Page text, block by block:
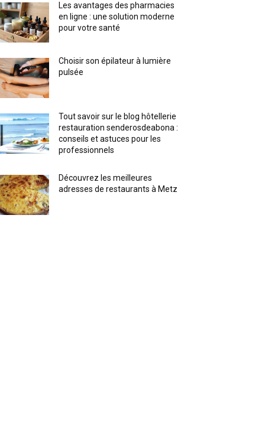
Les avantages des pharmacies
en ligne : une solution moderne
pour votre santé
Choisir son épilateur à lumière
pulsée
Tout savoir sur le blog hôtellerie
restauration senderosdeabona :
conseils et astuces pour les
professionnels
Découvrez les meilleures
adresses de restaurants à Metz